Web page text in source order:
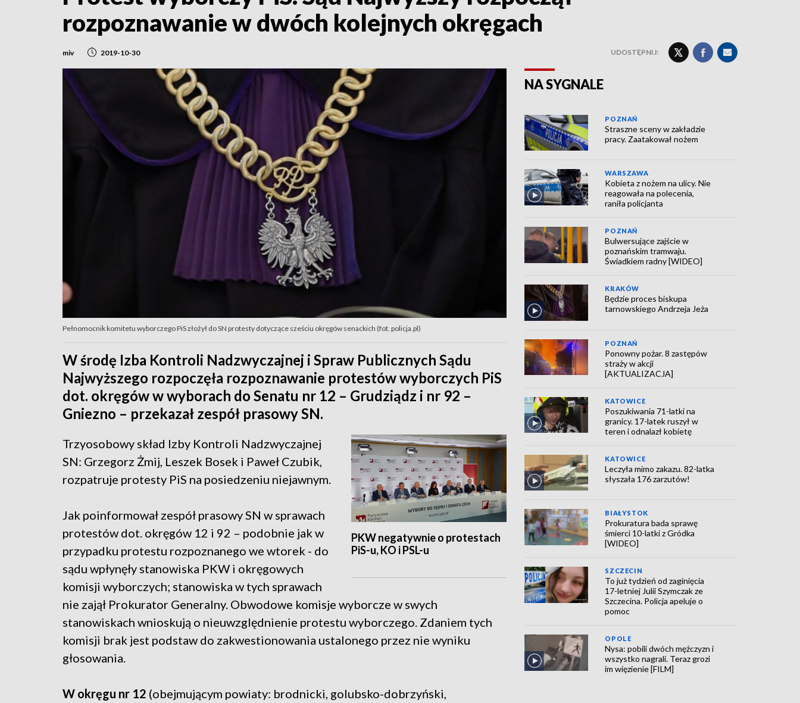
rozpoznawanie w dwóch kolejnych okręgach
miv 2019-10-30 UDOSTĘPNIJ:
Pełnomocnik komitetu wyborczego PiS złożył do SN protesty dotyczące sześciu okręgów senackich (fot. policja.pl)
W środę Izba Kontroli Nadzwyczajnej i Spraw Publicznych Sądu
Najwyższego rozpoczęła rozpoznawanie protestów wyborczych PiS
dot. okręgów w wyborach do Senatu nr 12 – Grudziądz i nr 92 –
Gniezno – przekazał zespół prasowy SN.
PKW negatywnie o protestach
PiS-u, KO i PSL-u
Trzyosobowy skład Izby Kontroli Nadzwyczajnej
SN: Grzegorz Żmij, Leszek Bosek i Paweł Czubik,
rozpatruje protesty PiS na posiedzeniu niejawnym.
Jak poinformował zespół prasowy SN w sprawach
protestów dot. okręgów 12 i 92 – podobnie jak w
przypadku protestu rozpoznanego we wtorek - do
sądu wpłynęły stanowiska PKW i okręgowych
komisji wyborczych; stanowiska w tych sprawach
nie zajął Prokurator Generalny. Obwodowe komisje wyborcze w swych
stanowiskach wnioskują o nieuwzględnienie protestu wyborczego. Zdaniem tych
komisji brak jest podstaw do zakwestionowania ustalonego przez nie wyniku
głosowania.
W okręgu nr 12 (obejmującym powiaty: brodnicki, golubsko-dobrzyński,
NA SYGNALE
POZNAŃ
Straszne sceny w zakładzie
pracy. Zaatakował nożem
WARSZAWA
Kobieta z nożem na ulicy. Nie
reagowała na polecenia,
raniła policjanta
POZNAŃ
Bulwersujące zajście w
poznańskim tramwaju.
Świadkiem radny [WIDEO]
KRAKÓW
Będzie proces biskupa
tarnowskiego Andrzeja Jeża
POZNAŃ
Ponowny pożar. 8 zastępów
straży w akcji
[AKTUALIZACJA]
KATOWICE
Poszukiwania 71-latki na
granicy. 17-latek ruszył w
teren i odnalazł kobietę
KATOWICE
Leczyła mimo zakazu. 82-latka
słyszała 176 zarzutów!
BIAŁYSTOK
Prokuratura bada sprawę
śmierci 10-latki z Gródka
[WIDEO]
SZCZECIN
To już tydzień od zaginięcia
17-letniej Julii Szymczak ze
Szczecina. Policja apeluje o
pomoc
OPOLE
Nysa: pobili dwóch mężczyzn i
wszystko nagrali. Teraz grozi
im więzienie [FILM]